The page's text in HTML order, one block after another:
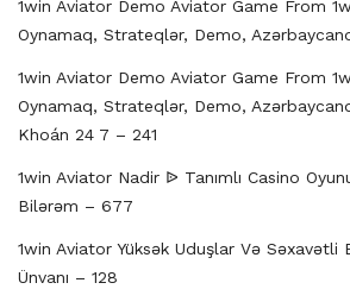
1win Aviator Demo Aviator Game From
Oynamaq, Strateqlər, Demo,
1win Aviator Demo Aviator Game From
Oynamaq, Strateqlər, Demo,
Khoán 24 7 – 241
1win Aviator Nadir ᐉ Tanımlı Casino
Bilərəm – 677
1win Aviator Yüksək Uduşlar Və Səxavətli
Ünvanı – 128